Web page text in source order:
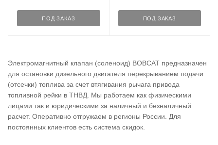
ПОД ЗАКАЗ ПОД ЗАКАЗ
Электромагнитный клапан (соленоид) BOBCAT предназначен
для остановки дизельного двигателя перекрыванием подачи
(отсечки) топлива за счет втягивания рычага привода
топливной рейки в ТНВД. Мы работаем как физическими
лицами так и юридическими за наличный и безналичный
расчет. Оперативно отгружаем в регионы России. Для
постоянных клиентов есть система скидок.